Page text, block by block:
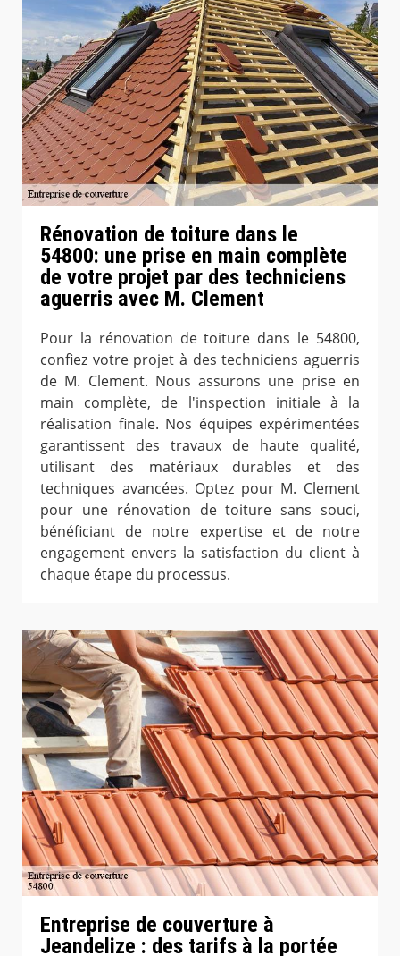
Rénovation de toiture dans le
54800: une prise en main complète
de votre projet par des techniciens
aguerris avec M. Clement
Pour la rénovation de toiture dans le 54800,
confiez votre projet à des techniciens aguerris
de M. Clement. Nous assurons une prise en
main complète, de l'inspection initiale à la
réalisation finale. Nos équipes expérimentées
garantissent des travaux de haute qualité,
utilisant des matériaux durables et des
techniques avancées. Optez pour M. Clement
pour une rénovation de toiture sans souci,
bénéficiant de notre expertise et de notre
engagement envers la satisfaction du client à
chaque étape du processus.
Entreprise de couverture à
Jeandelize : des tarifs à la portée